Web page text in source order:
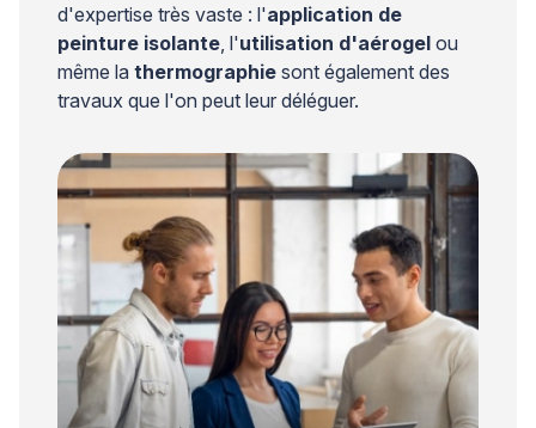
d'expertise très vaste : l'application de
peinture isolante , l'utilisation d'aérogel ou
même la thermographie sont également des
travaux que l'on peut leur déléguer.